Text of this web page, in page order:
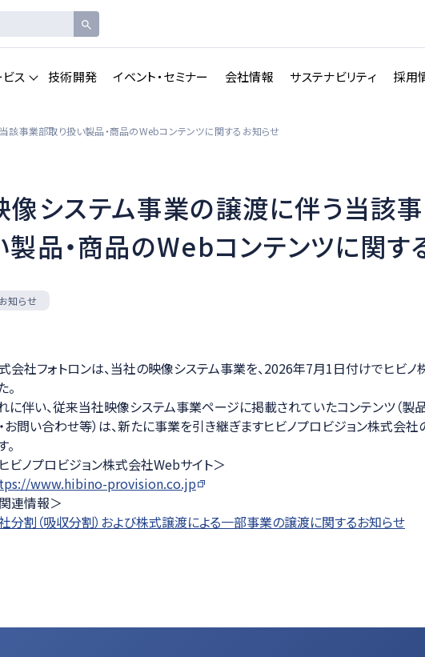
ス 技術開発 イベント・セミナー 会社情報 サステナビリティ 採用
製品 映像伝送サービス 講義収録・ 講義動
画配信システム
医療ソリューション
該事業部取り扱い製品・商品のWebコンテンツに関するお知らせ
像システム事業の譲渡に伴う当該
製品・商品のWebコンテンツに関す
お知らせ
会社フォトロンは、当社の映像システム事業を、2026年7月1日付けでヒビ
。
に伴い、従来当社映像システム事業ページに掲載されていたコンテンツ（製
お問い合わせ等）は、新たに事業を引き継ぎますヒビノプロビジョン株式会
。
ビノプロビジョン株式会社Webサイト＞
www.hibino-provision.co.jp
連情報＞
分割（吸収分割）および株式譲渡による一部事業の譲渡に関するお知らせ